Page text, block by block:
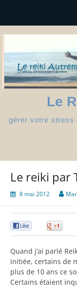
Le
gérer votre stress
Le reiki par
8 mai 2012
Quand j’ai parlé
initiée, certains de
plus de 10 ans ce
Certains étaient